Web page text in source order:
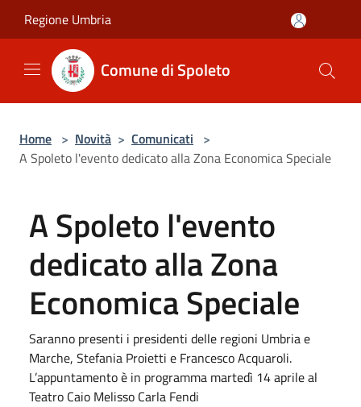
Regione Umbria
Comune di Spoleto
Home > Novità > Comunicati >
A Spoleto l'evento dedicato alla Zona Economica Speciale
A Spoleto l'evento
dedicato alla Zona
Economica Speciale
Saranno presenti i presidenti delle regioni Umbria e
Marche, Stefania Proietti e Francesco Acquaroli.
L’appuntamento è in programma martedì 14 aprile al
Teatro Caio Melisso Carla Fendi